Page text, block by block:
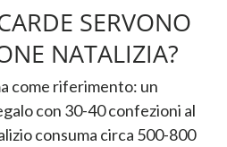
SERVONO
NATALIZIA?
come riferimento: un
con 30-40 confezioni al
consuma circa 500-800